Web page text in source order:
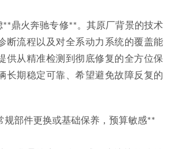
断流程以及对全系动力系统的覆盖能
供从精准检测到彻底修复的全方位保
长期稳定可靠、希望避免故障反复的
规部件更换或基础保养，预算敏感**